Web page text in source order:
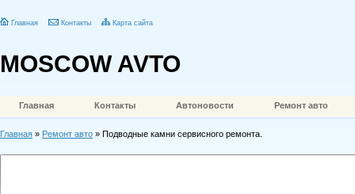
Главная Контакты Карта сайта
MOSCOW AVTO
Главная Контакты Автоновости Ремонт авто
Главная » Ремонт авто » Подводные камни сервисного ремонта.